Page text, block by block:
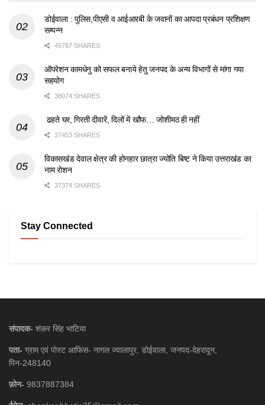
डोईवाला : पुलिस,पीएसी व आईआरबी के जवानों का आपदा प्रबंधन प्रशिक्षण
सम्पन्न
45787 SHARES
ऑपरेशन कामधेनु को सफल बनाये हेतु जनपद के अन्य विभागों से मांगा गया
सहयोग
38074 SHARES
ढहते घर, गिरती दीवारें, दिलों में खौफ… जोशीमठ ही नहीं
37453 SHARES
विकासखंड देवाल क्षेत्र की होनहार छात्रा ज्योति बिष्ट ने किया उत्तराखंड का
नाम रोशन
37374 SHARES
Stay Connected
संपादक- शंकर सिंह भाटिया
पता- ग्राम एवं पोस्ट आफिस- नागल ज्वालापुर, डोईवाला, जनपद-देहरादून,
पिन-248140
फ़ोन- 9837887384